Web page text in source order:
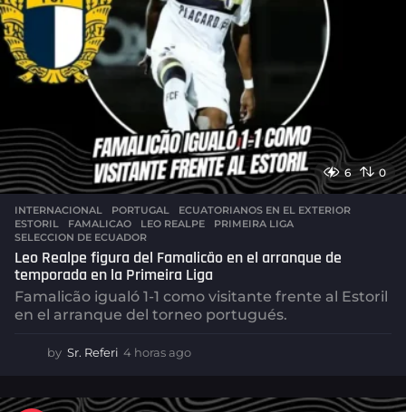
6 0
INTERNACIONAL ,PORTUGAL ECUATORIANOS EN EL EXTERIOR
ESTORIL
,FAMALICAO ,LEO REALPE ,PRIMEIRA LIGA
SELECCION DE ECUADOR
Leo Realpe figura del Famalicão en el arranque de
temporada en la Primeira Liga
Famalicão igualó 1-1 como visitante frente al Estoril
en el arranque del torneo portugués.
by Sr. Referi 4 horas ago
r